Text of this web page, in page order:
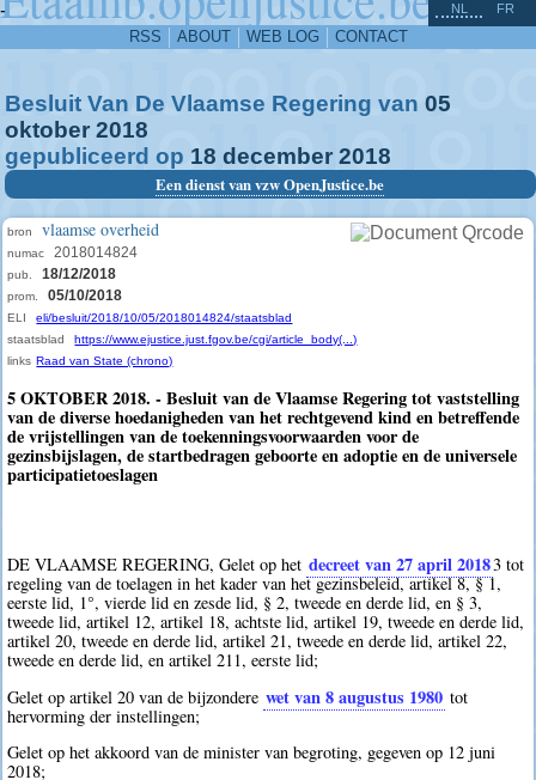
-
RSS ABOUT WEB LOG CONTACT
NL FR
Besluit Van De Vlaamse Regering van 05
oktober 2018
gepubliceerd op 18 december 2018
Een dienst van vzw OpenJustice.be
bron vlaamse overheid
numac 2018014824
pub. 18/12/2018
prom. 05/10/2018
ELI
eli/besluit/2018/10/05/2018014824/staatsblad
staatsblad
https://www.ejustice.just.fgov.be/cgi/article_body(...)
links Raad van State (chrono)
5 OKTOBER 2018. - Besluit van de Vlaamse Regering tot vaststelling
van de diverse hoedanigheden van het rechtgevend kind en betreffende
de vrijstellingen van de toekenningsvoorwaarden voor de
gezinsbijslagen, de startbedragen geboorte en adoptie en de universele
participatietoeslagen
DE VLAAMSE REGERING, Gelet op het decreet van 27 april 20183 tot
regeling van de toelagen in het kader van het gezinsbeleid, artikel 8, § 1,
eerste lid, 1°, vierde lid en zesde lid, § 2, tweede en derde lid, en § 3,
tweede lid, artikel 12, artikel 18, achtste lid, artikel 19, tweede en derde lid,
artikel 20, tweede en derde lid, artikel 21, tweede en derde lid, artikel 22,
tweede en derde lid, en artikel 211, eerste lid;
Gelet op artikel 20 van de bijzondere wet van 8 augustus 1980 tot
hervorming der instellingen;
Gelet op het akkoord van de minister van begroting, gegeven op 12 juni
2018;
^